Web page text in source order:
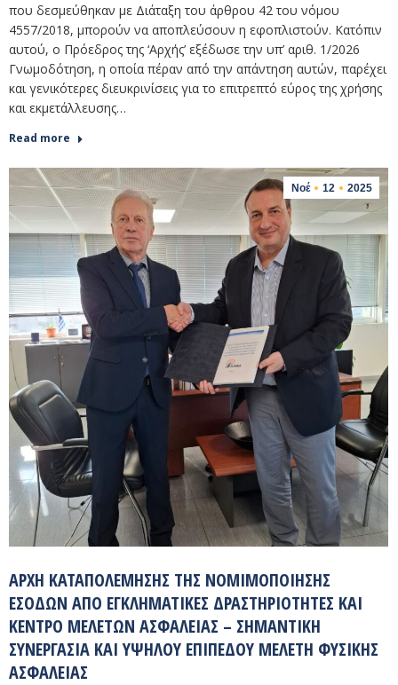
που δεσμεύθηκαν με Διάταξη του άρθρου 42 του νόμου
4557/2018, μπορούν να αποπλεύσουν η εφοπλιστούν. Κατόπιν
αυτού, ο Πρόεδρος της ‘Αρχής’ εξέδωσε την υπ’ αριθ. 1/2026
Γνωμοδότηση, η οποία πέραν από την απάντηση αυτών, παρέχει
και γενικότερες διευκρινίσεις για το επιτρεπτό εύρος της χρήσης
και εκμετάλλευσης…
Read more
Νοέ 12 2025
ΑΡΧΉ ΚΑΤΑΠΟΛΈΜΗΣΗΣ ΤΗΣ ΝΟΜΙΜΟΠΟΊΗΣΗΣ
ΕΣΌΔΩΝ ΑΠΌ ΕΓΚΛΗΜΑΤΙΚΈΣ ΔΡΑΣΤΗΡΙΌΤΗΤΕΣ ΚΑΙ
ΚΈΝΤΡΟ ΜΕΛΕΤΏΝ ΑΣΦΆΛΕΙΑΣ – ΣΗΜΑΝΤΙΚΉ
ΣΥΝΕΡΓΑΣΊΑ ΚΑΙ ΥΨΗΛΟΎ ΕΠΙΠΈΔΟΥ ΜΕΛΈΤΗ ΦΥΣΙΚΉΣ
ΑΣΦΆΛΕΙΑΣ